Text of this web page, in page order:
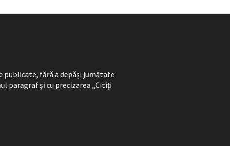
publicate, fără a depăși jumătate
paragraf și cu precizarea „Citiți